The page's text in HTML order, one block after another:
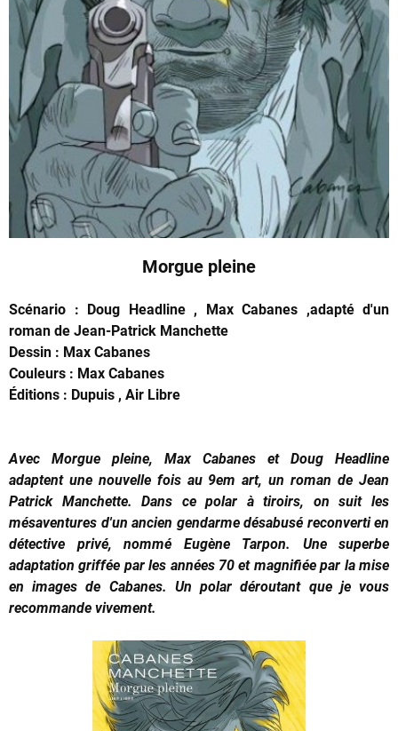
Morgue pleine
Scénario : Doug Headline , Max Cabanes ,adapté d'un
roman de Jean-Patrick Manchette
Dessin : Max Cabanes
Couleurs : Max Cabanes
Éditions : Dupuis , Air Libre
Avec Morgue pleine, Max Cabanes et Doug Headline
adaptent une nouvelle fois au 9em art, un roman de Jean
Patrick Manchette. Dans ce polar à tiroirs, on suit les
mésaventures d'un ancien gendarme désabusé reconverti en
détective privé, nommé Eugène Tarpon. Une superbe
adaptation griffée par les années 70 et magnifiée par la mise
en images de Cabanes. Un polar déroutant que je vous
recommande vivement.